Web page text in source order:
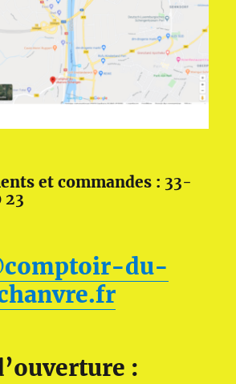
et commandes : 33-
23
du-
: